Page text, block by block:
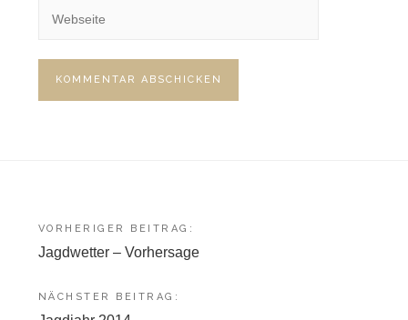
Beitragsnavigation
VORHERIGER BEITRAG:
Jagdwetter – Vorhersage
NÄCHSTER BEITRAG: